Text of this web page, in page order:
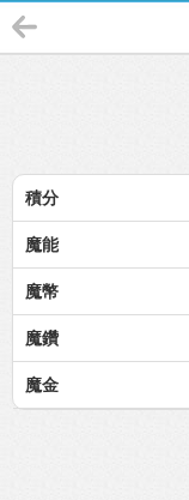
積分
魔能
魔幣
魔鑽
魔金